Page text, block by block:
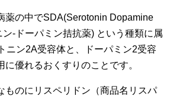
薬の中でSDA(Serotonin Dopamine
-ドーパミン拮抗薬) という種類に属
ニン2A受容体と、ドーパミン2受容
優れるおくすりのことです。
ものにリスペリドン（商品名リスパ